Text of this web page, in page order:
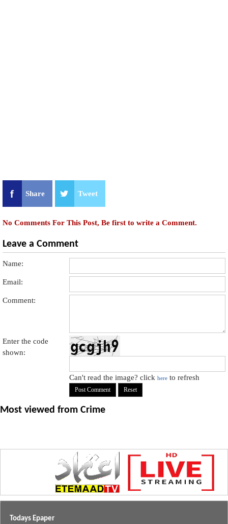
Share Tweet
No Comments For This Post, Be first to write a Comment.
Leave a Comment
Name:
Email:
Comment:
Enter the code
shown:
Can't read the image? clickhere to refresh
Most viewed from Crime
Todays Epaper